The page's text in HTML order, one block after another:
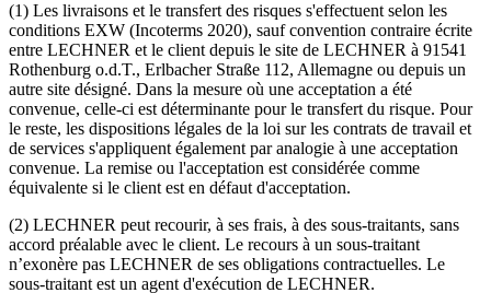
(1) Les livraisons et le transfert des risques s'effectuent selon les
conditions EXW (Incoterms 2020), sauf convention contraire écrite
entre LECHNER et le client depuis le site de LECHNER à 91541
Rothenburg o.d.T., Erlbacher Straße 112, Allemagne ou depuis un
autre site désigné. Dans la mesure où une acceptation a été
convenue, celle-ci est déterminante pour le transfert du risque. Pour
le reste, les dispositions légales de la loi sur les contrats de travail et
de services s'appliquent également par analogie à une acceptation
convenue. La remise ou l'acceptation est considérée comme
équivalente si le client est en défaut d'acceptation.
(2) LECHNER peut recourir, à ses frais, à des sous-traitants, sans
accord préalable avec le client. Le recours à un sous-traitant
n’exonère pas LECHNER de ses obligations contractuelles. Le
sous-traitant est un agent d'exécution de LECHNER.